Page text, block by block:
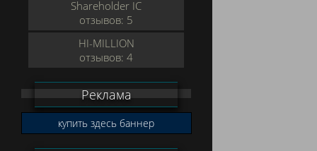
Shareholder IC
отзывов: 5
HI-MILLION
отзывов: 4
Реклама
купить здесь баннер